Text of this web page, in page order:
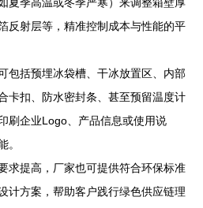
反射层等，精准控制成本与性能的平
包括预埋冰袋槽、干冰放置区、内部
卡扣、防水密封条、甚至预留温度计
刷企业Logo、产品信息或使用说
。
求提高，厂家也可提供符合环保标准
计方案，帮助客户践行绿色供应链理